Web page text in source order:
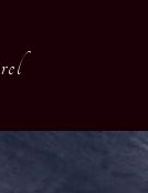
rel